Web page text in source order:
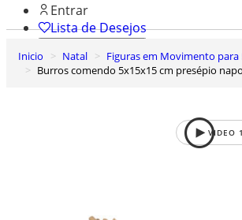
Entrar
Lista de Desejos
Carrinho de Compras
Inicio Natal
Figuras em Movimento para
Burros comendo 5x15x15 cm presépio
VIDEO 1